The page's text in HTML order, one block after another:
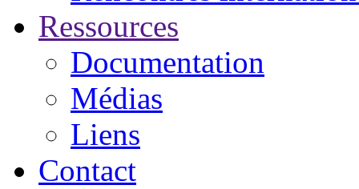
Ressources
Documentation
Médias
Liens
Contact